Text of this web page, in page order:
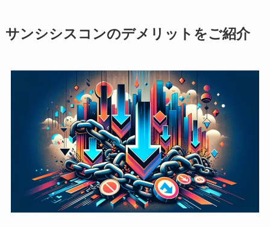
サンシシスコンのデメリットをご紹介